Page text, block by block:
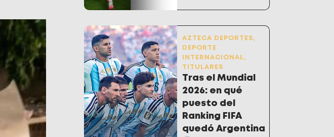
AZTECA DEPORTES,
DEPORTE
INTERNACIONAL,
TITULARES
Tras el Mundial
2026: en qué
puesto del
Ranking FIFA
quedó Argentina